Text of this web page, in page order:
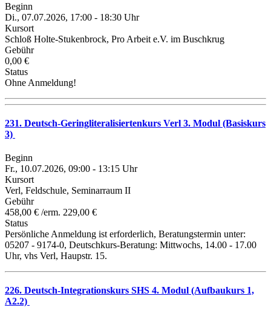
Beginn
Di., 07.07.2026, 17:00 - 18:30 Uhr
Kursort
Schloß Holte-Stukenbrock, Pro Arbeit e.V. im Buschkrug
Gebühr
0,00 €
Status
Ohne Anmeldung!
231. Deutsch-Geringliteralisiertenkurs Verl 3. Modul (Basiskurs
3)
Beginn
Fr., 10.07.2026, 09:00 - 13:15 Uhr
Kursort
Verl, Feldschule, Seminarraum II
Gebühr
458,00 € /erm. 229,00 €
Status
Persönliche Anmeldung ist erforderlich, Beratungstermin unter:
05207 - 9174-0, Deutschkurs-Beratung: Mittwochs, 14.00 - 17.00
Uhr, vhs Verl, Haupstr. 15.
226. Deutsch-Integrationskurs SHS 4. Modul (Aufbaukurs 1,
A2.2)